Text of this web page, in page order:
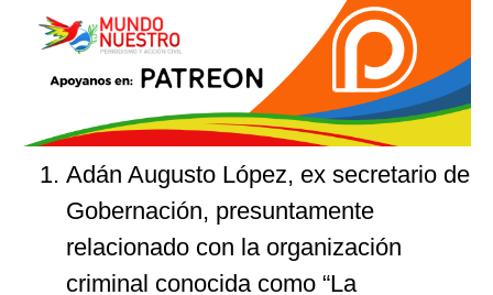
Adán Augusto López, ex secretario de
Gobernación, presuntamente
relacionado con la organización
criminal conocida como “La